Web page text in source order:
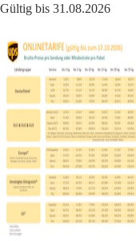
Gültig bis 31.08.2026